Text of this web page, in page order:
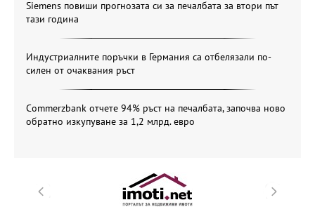
Siemens повиши прогнозата си за печалбата за втори път
тази година
Индустриалните поръчки в Германия са отбелязали по-
силен от очаквания ръст
Commerzbank отчете 94% ръст на печалбата, започва ново
обратно изкупуване за 1,2 млрд. евро